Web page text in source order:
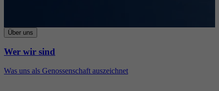
Über uns
Wer wir sind
Was uns als Genossenschaft auszeichnet